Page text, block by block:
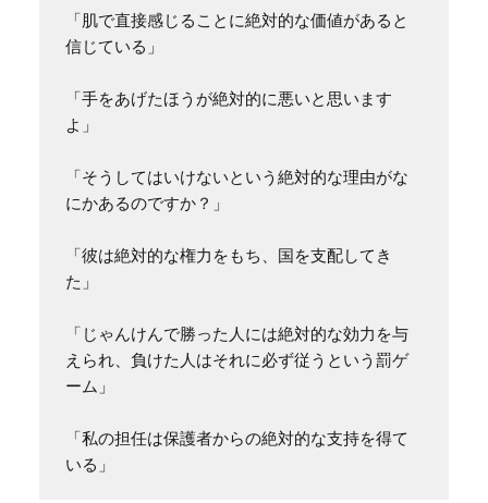
「肌で直接感じることに絶対的な価値があると
信じている」
「手をあげたほうが絶対的に悪いと思います
よ」
「そうしてはいけないという絶対的な理由がな
にかあるのですか？」
「彼は絶対的な権力をもち、国を支配してき
た」
「じゃんけんで勝った人には絶対的な効力を与
えられ、負けた人はそれに必ず従うという罰ゲ
ーム」
「私の担任は保護者からの絶対的な支持を得て
いる」